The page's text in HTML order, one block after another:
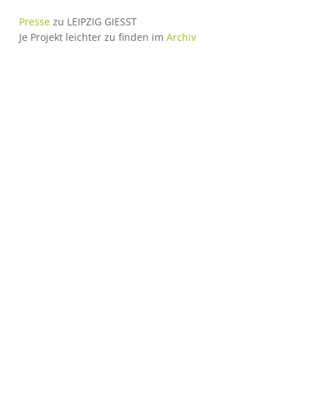
Pressezu LEIPZIG GIESST
Je Projekt leichter zu finden im Archiv